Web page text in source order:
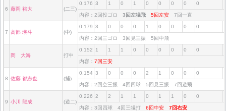
6 藤岡 裕大 (二三)
0.176 3 1 0 1 0 0 0 0 0
内容：2回投ゴロ 3回左犠飛 5回左安 7回一直
7 高部 瑛斗 (中)
0.179 3 0 0 0 1 0 0 0 0
内容：2回三ゴロ 3回見三振 5回中飛
岡 大海 打中
0.152 1 1 1 0 0 0 0 0 0
内容： 7回三安
8 佐藤 都志也 (捕)
0.154 3 0 0 0 2 1 0 0 0
内容：2回空三振 4回四球 5回見三振 7回遊飛
9 小川 龍成 (遊二)
0.226 2 2 1 1 0 1 1 0 0
内容：3回四球 4回三犠打 6回中安 7回右安